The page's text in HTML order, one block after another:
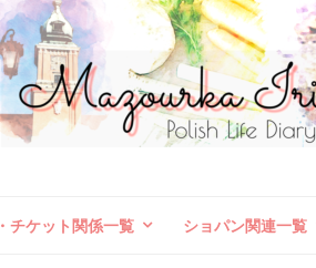
チケット関係一覧 ショパン関連一覧